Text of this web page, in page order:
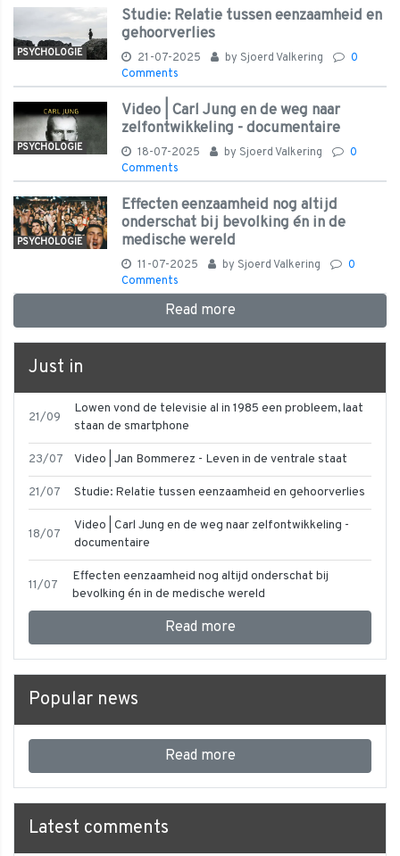
PSYCHOLOGIE
Studie: Relatie tussen eenzaamheid en
gehoorverlies
21-07-2025 by Sjoerd Valkering
0
Comments
PSYCHOLOGIE
Video | Carl Jung en de weg naar
zelfontwikkeling - documentaire
18-07-2025 by Sjoerd Valkering
0
Comments
PSYCHOLOGIE
Effecten eenzaamheid nog altijd
onderschat bij bevolking én in de
medische wereld
11-07-2025 by Sjoerd Valkering
0
Comments
Read more
Just in
21/09
Lowen vond de televisie al in 1985 een probleem, laat
staan de smartphone
23/07 Video | Jan Bommerez - Leven in de ventrale staat
21/07 Studie: Relatie tussen eenzaamheid en gehoorverlies
18/07
Video | Carl Jung en de weg naar zelfontwikkeling -
documentaire
11/07
Effecten eenzaamheid nog altijd onderschat bij
bevolking én in de medische wereld
Read more
Popular news
Read more
Latest comments